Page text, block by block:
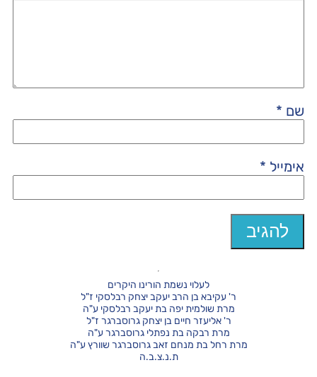
שם *
אימייל *
לעלוי נשמת הורינו היקרים
ר' עקיבא בן הרב יעקב יצחק רבלסקי ז"ל
מרת שולמית יפה בת יעקב רבלסקי ע"ה
ר' אליעזר חיים בן יצחק גרוסברגר ז"ל
מרת רבקה בת נפתלי גרוסברגר ע"ה
מרת רחל בת מנחם זאב גרוסברגר שוורץ ע"ה
ת.נ.צ.ב.ה